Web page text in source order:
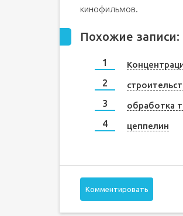
кинофильмов.
Похожие записи:
обработка
цеппелин
Комментировать